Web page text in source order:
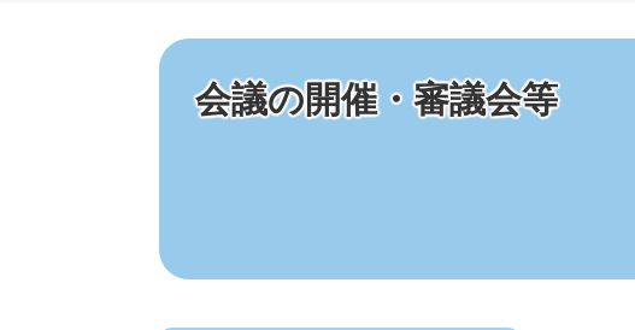
会議の開催・審議会等